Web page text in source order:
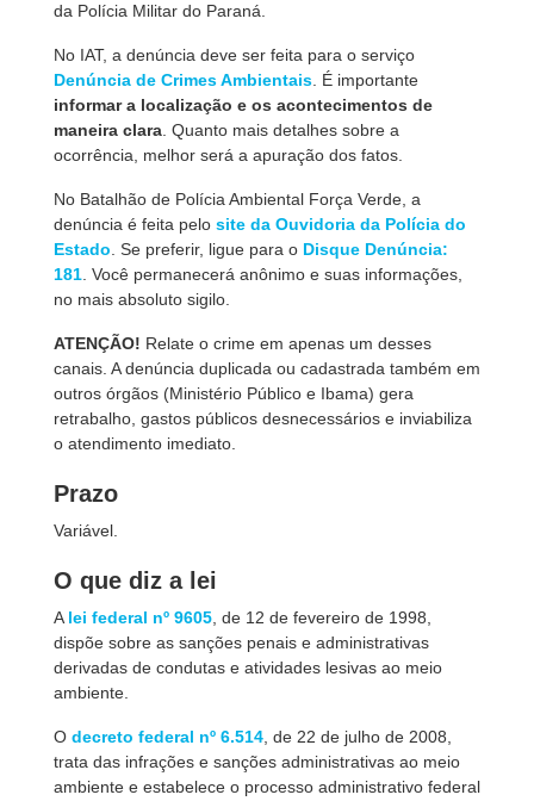
da Polícia Militar do Paraná.
No IAT, a denúncia deve ser feita para o serviço
Denúncia de Crimes Ambientais . É importante
informar a localização e os acontecimentos de
maneira clara . Quanto mais detalhes sobre a
ocorrência, melhor será a apuração dos fatos.
No Batalhão de Polícia Ambiental Força Verde, a
denúncia é feita pelo site da Ouvidoria da Polícia do
Estado . Se preferir, ligue para o Disque Denúncia:
181 . Você permanecerá anônimo e suas informações,
no mais absoluto sigilo.
ATENÇÃO! Relate o crime em apenas um desses
canais. A denúncia duplicada ou cadastrada também em
outros órgãos (Ministério Público e Ibama) gera
retrabalho, gastos públicos desnecessários e inviabiliza
o atendimento imediato.
Prazo
Variável.
O que diz a lei
A lei federal nº 9605 , de 12 de fevereiro de 1998,
dispõe sobre as sanções penais e administrativas
derivadas de condutas e atividades lesivas ao meio
ambiente.
O decreto federal nº 6.514 , de 22 de julho de 2008,
trata das infrações e sanções administrativas ao meio
ambiente e estabelece o processo administrativo federal